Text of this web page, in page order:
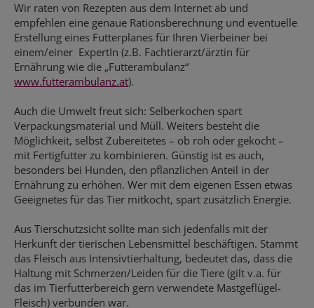
Wir raten von Rezepten aus dem Internet ab und
empfehlen eine genaue Rationsberechnung und eventuelle
Erstellung eines Futterplanes für Ihren Vierbeiner bei
einem/einer ExpertIn (z.B. Fachtierarzt/ärztin für
Ernährung wie die „Futterambulanz“
www.futterambulanz.at).
Auch die Umwelt freut sich: Selberkochen spart
Verpackungsmaterial und Müll. Weiters besteht die
Möglichkeit, selbst Zubereitetes – ob roh oder gekocht –
mit Fertigfutter zu kombinieren. Günstig ist es auch,
besonders bei Hunden, den pflanzlichen Anteil in der
Ernährung zu erhöhen. Wer mit dem eigenen Essen etwas
Geeignetes für das Tier mitkocht, spart zusätzlich Energie.
Aus Tierschutzsicht sollte man sich jedenfalls mit der
Herkunft der tierischen Lebensmittel beschäftigen. Stammt
das Fleisch aus Intensivtierhaltung, bedeutet das, dass die
Haltung mit Schmerzen/Leiden für die Tiere (gilt v.a. für
das im Tierfutterbereich gern verwendete Mastgeflügel-
Fleisch) verbunden war.